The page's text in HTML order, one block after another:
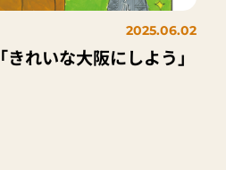
2025.06.02
きれいな大阪にしよう」